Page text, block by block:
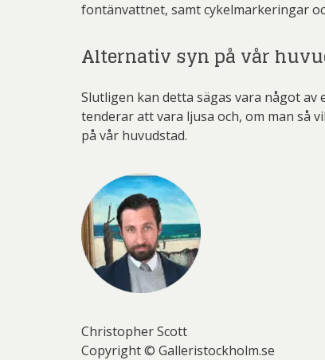
fontänvattnet, samt cykelmarkeringar
Alternativ syn på vår
Slutligen kan detta sägas vara något
tenderar att vara ljusa och, om man så
på vår huvudstad.
Christopher Scott
Copyright © Galleristockholm.se